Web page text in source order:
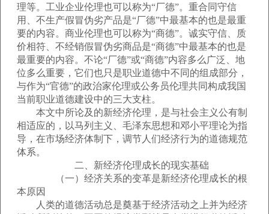
理等。工业企业伦理也可以称为“厂德”。重合同守信
用、不生产假冒伪劣产品是“厂德”中最基本的也是最重
要的内容。商业伦理也可以称为“商德”。诚实守信、质
价相符、不经销假冒伪劣商品是“商德”中最基本的也是
最重要的内容。不论“厂德”或“商德”内容多么广泛、地
位多么重要，它们也只是职业道德中不同的组成部分，
与作为“官德”的政治家伦理或公务员伦理共同构成我国
当前职业道德建设中的三大支柱。
本文中所论及的新经济伦理，是与社会主义公有制
相适应的，以马列主义、毛泽东思想和邓小平理论为指
导，在市场经济体制下，调节人们经济行为的道德规范
体系。
二、新经济伦理成长的现实基础
（一）经济关系的变革是新经济伦理成长的根
本原因
人类的道德活动总是奠基于经济活动之上并为经济